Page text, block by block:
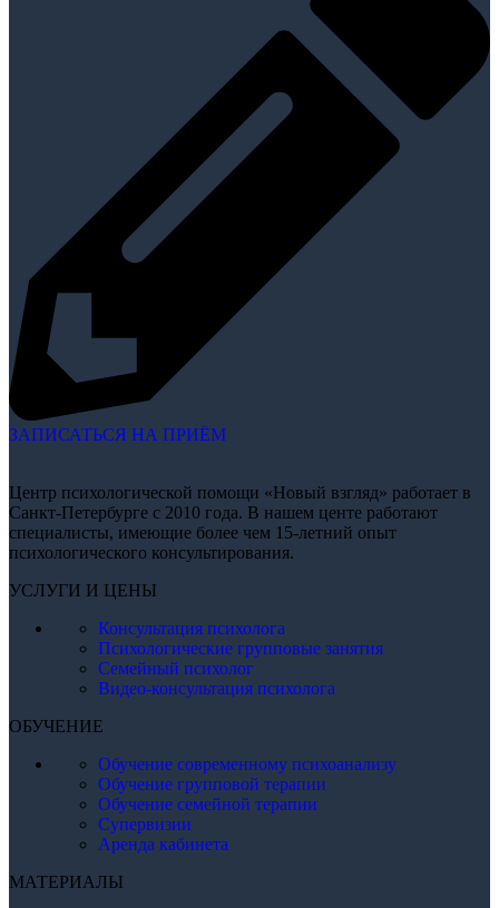
ЗАПИСАТЬСЯ НА ПРИЁМ
Центр психологической помощи «Новый взгляд» работает в
Санкт-Петербурге с 2010 года. В нашем центе работают
специалисты, имеющие более чем 15-летний опыт
психологического консультирования.
УСЛУГИ И ЦЕНЫ
Консультация психолога
Психологические групповые занятия
Семейный психолог
Видео-консультация психолога
ОБУЧЕНИЕ
Обучение современному психоанализу
Обучение групповой терапии
Обучение семейной терапии
Супервизии
Аренда кабинета
МАТЕРИАЛЫ